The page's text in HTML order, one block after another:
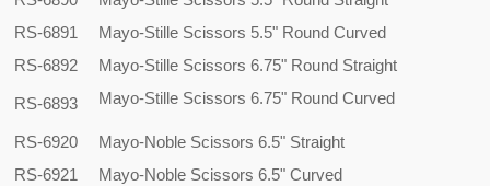
RS-6891
Mayo-Stille Scissors 5.5" Round Curved
RS-6892
Mayo-Stille Scissors 6.75" Round Straight
RS-6893 Mayo-Stille Scissors 6.75" Round Curved
RS-6920
Mayo-Noble Scissors 6.5" Straight
RS-6921
Mayo-Noble Scissors 6.5" Curved